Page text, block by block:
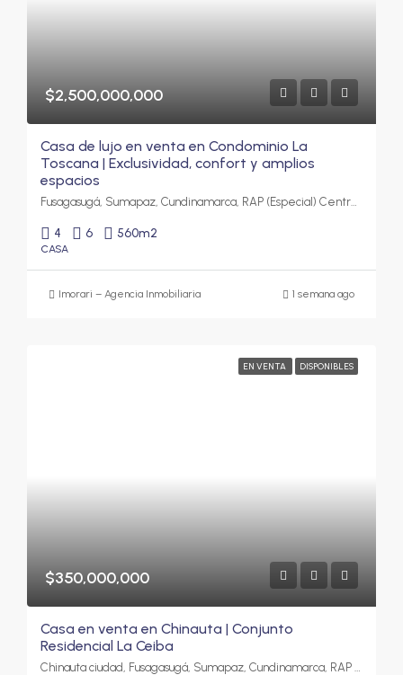
$2,500,000,000
Casa de lujo en venta en Condominio La
Toscana | Exclusividad, confort y amplios
espacios
Fusagasugá, Sumapaz, Cundinamarca, RAP (Especial) Central, Colombia
4 6 560m2
CASA
Imorari – Agencia Inmobiliaria 1 semana ago
EN VENTA DISPONIBLES
$350,000,000
Casa en venta en Chinauta | Conjunto
Residencial La Ceiba
Chinauta ciudad, Fusagasugá, Sumapaz, Cundinamarca, RAP (Especial) Central, 252237, Colombia